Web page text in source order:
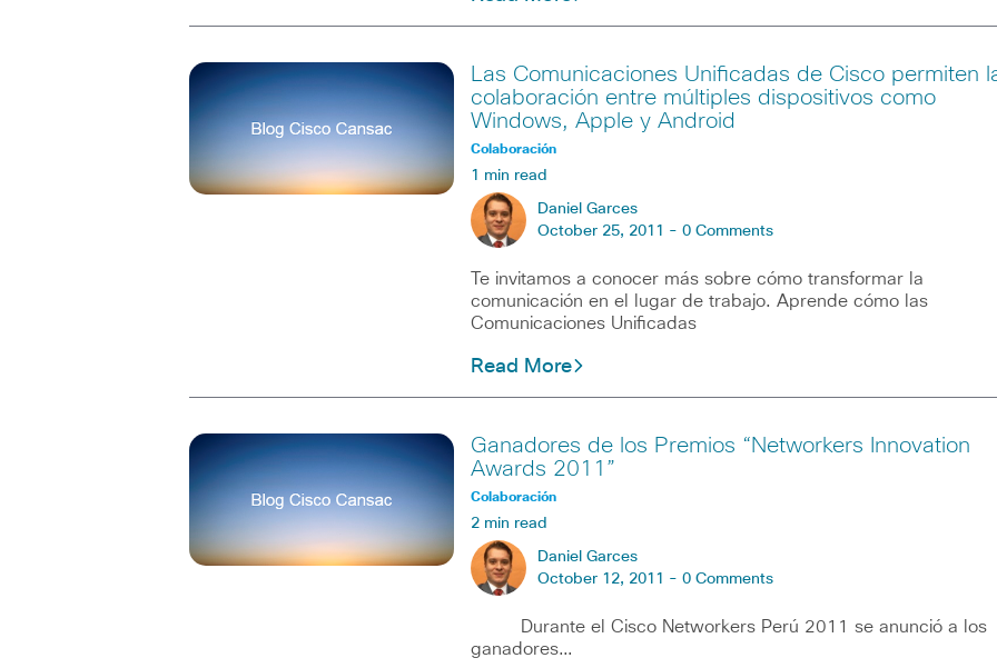
Las Comunicaciones Unificadas de Cisco permiten
colaboración entre múltiples dispositivos como
Windows, Apple y Android
Colaboración
1 min read
Daniel Garces
October 25, 2011 - 0 Comments
Te invitamos a conocer más sobre cómo transformar la
comunicación en el lugar de trabajo. Aprende cómo las
Comunicaciones Unificadas
Read More
Ganadores de los Premios “Networkers Innovation
Awards 2011”
Colaboración
2 min read
Daniel Garces
October 12, 2011 - 0 Comments
Durante el Cisco Networkers Perú 2011 se anunció a los
ganadores…